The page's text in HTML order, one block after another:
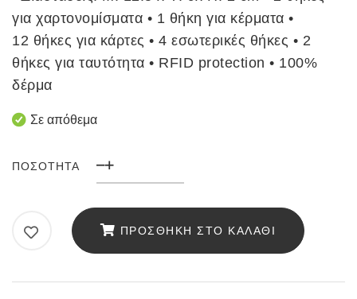
για χαρτονομίσματα • 1 θήκη για κέρματα •
12 θήκες για κάρτες • 4 εσωτερικές θήκες • 2
θήκες για ταυτότητα • RFID protection • 100%
δέρμα
Σε απόθεμα
ΠΟΣΌΤΗΤΑ
Ανδρικό
ΠΡΟΣΘΉΚΗ ΣΤΟ ΚΑΛΆΘΙ